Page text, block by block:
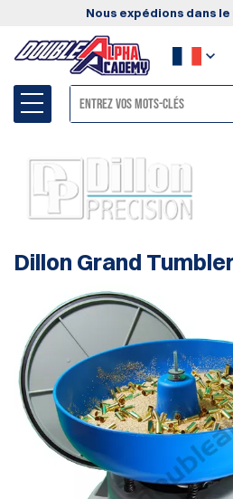
Nous expédions dans
Dillon Grand